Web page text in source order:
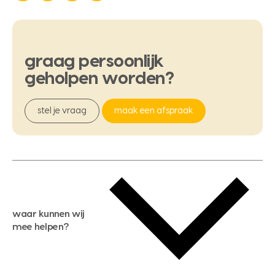
graag persoonlijk
geholpen worden?
stel je vraag maak een afspraak
waar kunnen wij
mee helpen?